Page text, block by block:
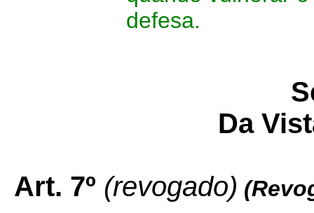
defesa.
Da
Art. 7º (revogado)